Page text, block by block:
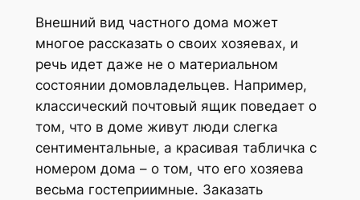
Внешний вид частного дома может
многое рассказать о своих хозяевах, и
речь идет даже не о материальном
состоянии домовладельцев. Например,
классический почтовый ящик поведает о
том, что в доме живут люди слегка
сентиментальные, а красивая табличка с
номером дома – о том, что его хозяева
весьма гостеприимные. Заказать